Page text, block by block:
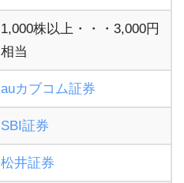
1,000株以上・・・3,000円
相当
auカブコム証券
SBI証券
松井証券